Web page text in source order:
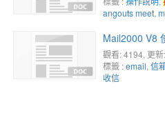
angouts meet,
Mail2000 V8
觀看: 4194, 更
標籤 :email, 信
收信